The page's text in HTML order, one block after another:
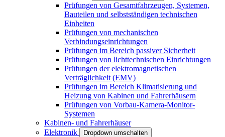
Prüfungen von Gesamtfahrzeugen, Systemen,
Bauteilen und selbstständigen technischen
Einheiten
Prüfungen von mechanischen
Verbindungseinrichtungen
Prüfungen im Bereich passiver Sicherheit
Prüfungen von lichttechnischen Einrichtungen
Prüfungen der elektromagnetischen
Verträglichkeit (EMV)
Prüfungen im Bereich Klimatisierung und
Heizung von Kabinen und Fahrerhäusern
Prüfungen von Vorbau-Kamera-Monitor-
Systemen
Kabinen- und Fahrerhäuser
Elektronik
Dropdown umschalten